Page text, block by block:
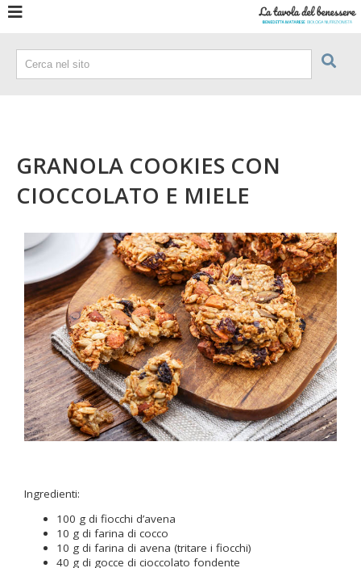
GRANOLA COOKIES CON
CIOCCOLATO E MIELE
Ingredienti:
100 g di fiocchi d’avena
10 g di farina di cocco
10 g di farina di avena (tritare i fiocchi)
40 g di gocce di cioccolato fondente